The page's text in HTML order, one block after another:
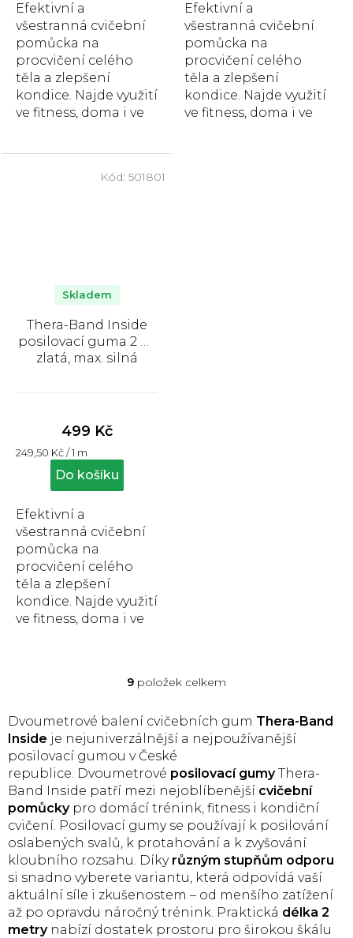
Efektivní a
všestranná cvičební
pomůcka na
procvičení celého
těla a zlepšení
kondice. Najde využití
ve fitness, doma i ve
Efektivní a
všestranná cvičební
pomůcka na
procvičení celého
těla a zlepšení
kondice. Najde využití
ve fitness, doma i ve
Thera-Band Inside
posilovací guma 2 m,
zlatá, max. silná
produktu
5,0
Skladem
499 Kč
Měrná
249,50 Kč / 1 m
Do košíku
Efektivní a
všestranná cvičební
pomůcka na
procvičení celého
těla a zlepšení
kondice. Najde využití
ve fitness, doma i ve
Kód: 501801
O
l
á
d
a
c
í
p
r
v
k
y
v
ý
p
i
9 položek celkem
Dvoumetrové balení cvičebních gum Thera-Band
Inside je nejuniverzálnější a nejpoužívanější
posilovací gumou v České
republice. Dvoumetrové posilovací gumyThera-
Band Inside patří mezi nejoblíbenější cvičební
pomůckypro domácí trénink, fitness i kondiční
cvičení. Posilovací gumy se používají k posilování
oslabených svalů, k protahování a k zvyšování
kloubního rozsahu. Díky různým stupňům odporu
si snadno vyberete variantu, která odpovídá vaší
aktuální síle i zkušenostem – od menšího zatížení
až po opravdu náročný trénink. Praktická délka 2
metrynabízí dostatek prostoru pro širokou škálu